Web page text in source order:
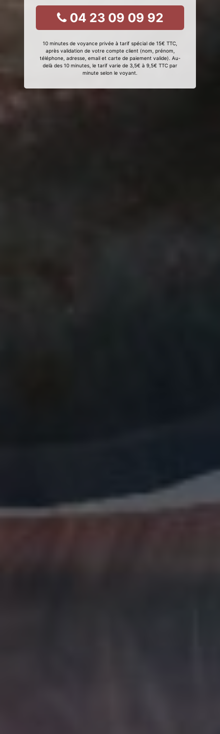
04 23 09 09 92
10 minutes de voyance privée à tarif spécial de 15€ TTC,
après validation de votre compte client (nom, prénom,
téléphone, adresse, email et carte de paiement valide). Au-
delà des 10 minutes, le tarif varie de 3,5€ à 9,5€ TTC par
minute selon le voyant.